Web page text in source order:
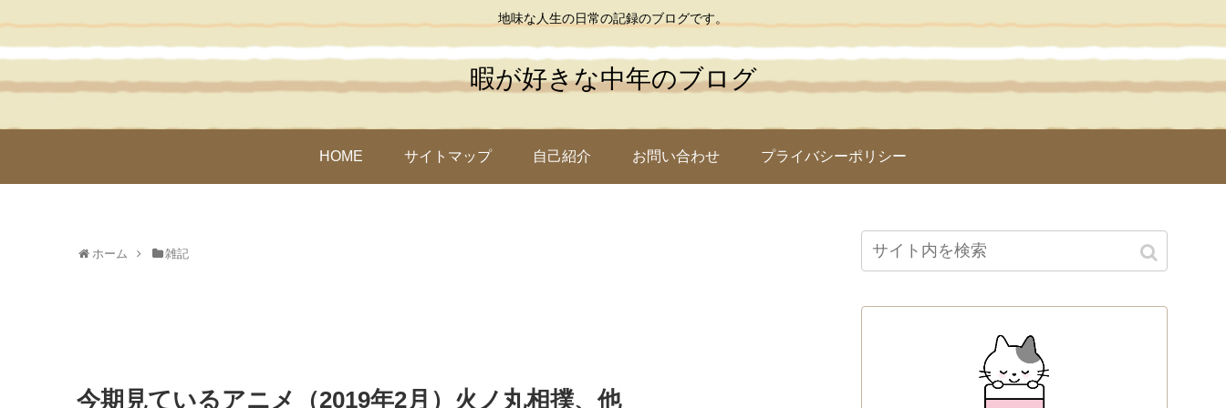
地味な人生の日常の記録のブログです。
暇が好きな中年のブログ
HOME サイトマップ 自己紹介 お問い合わせ プライバシーポリシー
ホーム 雑記
今期見ているアニメ（2019年2月）火ノ丸相撲、他